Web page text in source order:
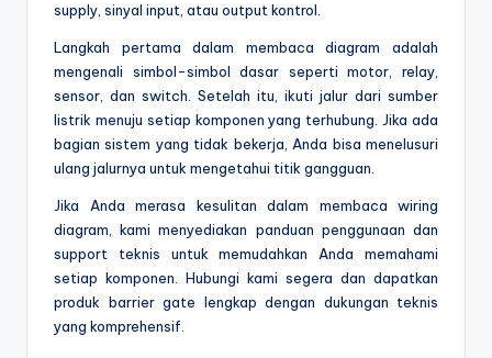
supply, sinyal input, atau output kontrol.
Langkah pertama dalam membaca diagram adalah
mengenali simbol-simbol dasar seperti motor, relay,
sensor, dan switch. Setelah itu, ikuti jalur dari sumber
listrik menuju setiap komponen yang terhubung. Jika ada
bagian sistem yang tidak bekerja, Anda bisa menelusuri
ulang jalurnya untuk mengetahui titik gangguan.
Jika Anda merasa kesulitan dalam membaca wiring
diagram, kami menyediakan panduan penggunaan dan
support teknis untuk memudahkan Anda memahami
setiap komponen. Hubungi kami segera dan dapatkan
produk barrier gate lengkap dengan dukungan teknis
yang komprehensif.